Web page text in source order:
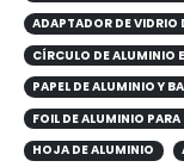
ADAPTADOR DE VIDRIO
CÍRCULO DE ALUMINIO
PAPEL DE ALUMINIO Y
FOIL DE ALUMINIO
HOJA DE ALUMINIO